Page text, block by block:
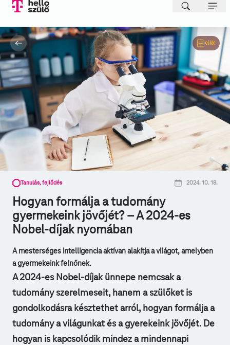
cikk
Tanulás, fejlődés 2024. 10. 18.
Hogyan formálja a tudomány
gyermekeink jövőjét? – A 2024-es
Nobel-díjak nyomában
A mesterséges intelligencia aktívan alakítja a világot, amelyben
a gyermekeink felnőnek.
A 2024-es Nobel-díjak ünnepe nemcsak a
tudomány szerelmeseit, hanem a szülőket is
gondolkodásra késztethet arról, hogyan formálja a
tudomány a világunkat és a gyerekeink jövőjét. De
hogyan is kapcsolódik mindez a mindennapi